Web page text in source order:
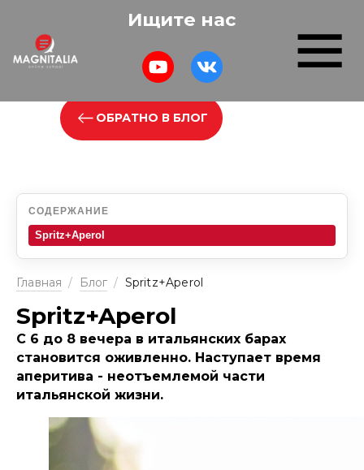
Ищите нас
ОБРАТНО В БЛОГ
СОДЕРЖАНИЕ
Spritz+Aperol
Главная / Блог / Spritz+Aperol
Spritz+Aperol
С 6 до 8 вечера в итальянских барах
становится оживленно. Наступает время
аперитива - неотъемлемой части
итальянской жизни.